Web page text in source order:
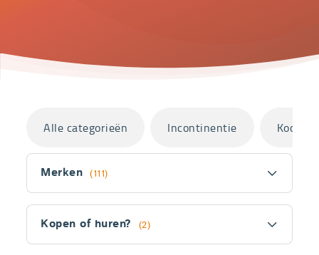
Filter
Merken (111)
Kopen of huren? (2)
Alle categorieën Incontinentie